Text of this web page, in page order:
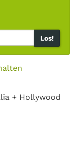
Los!
+ Hollywood